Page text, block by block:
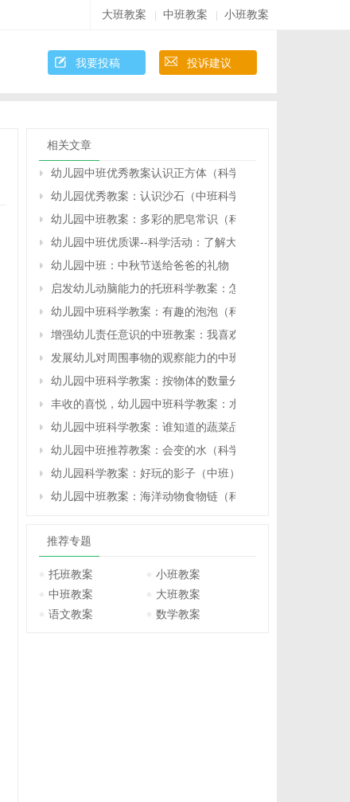
大班教案 中班教案 小班教案
我要投稿 投诉建议
相关文章
幼儿园中班优秀教案认识正方体（科学）
幼儿园优秀教案：认识沙石（中班科学）
幼儿园中班教案：多彩的肥皂常识（科学）
幼儿园中班优质课--科学活动：了解大气污染的严重性（原
幼儿园中班：中秋节送给爸爸的礼物（中班数学）
启发幼儿动脑能力的托班科学教案：怎么让物体站得稳（原
幼儿园中班科学教案：有趣的泡泡（科学）
增强幼儿责任意识的中班教案：我喜欢的树（科学）
发展幼儿对周围事物的观察能力的中班教案：万物都在变（
幼儿园中班科学教案：按物体的数量分类
丰收的喜悦，幼儿园中班科学教案：水果品尝会（科学）
幼儿园中班科学教案：谁知道的蔬菜品种多（中班科学）
幼儿园中班推荐教案：会变的水（科学）
幼儿园科学教案：好玩的影子（中班）
幼儿园中班教案：海洋动物食物链（科学）
推荐专题
托班教案
小班教案
中班教案
大班教案
语文教案
数学教案